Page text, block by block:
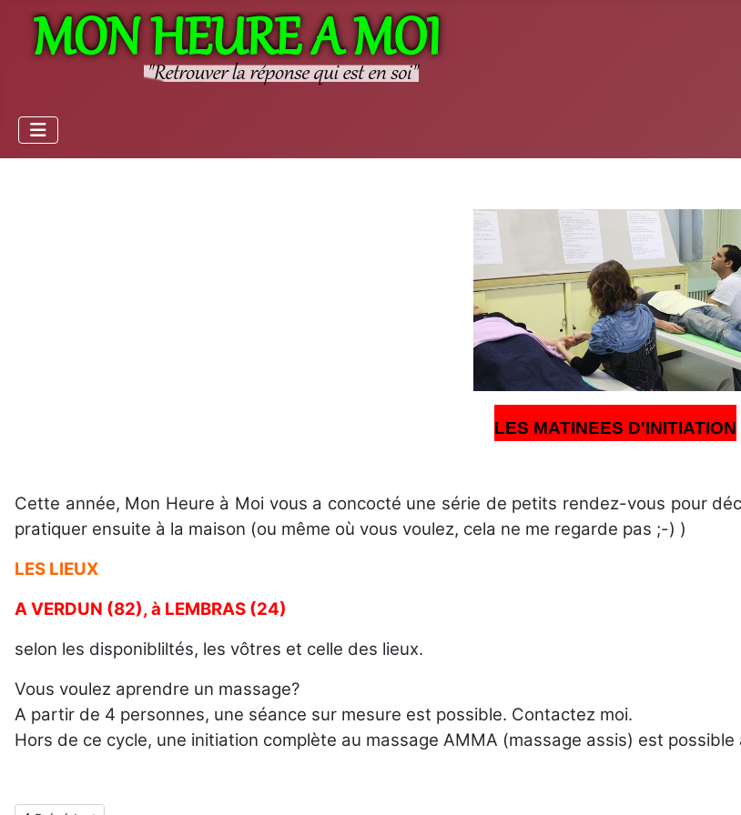
LES MATINEES D'INITIATION
Cette année, Mon Heure à Moi vous a concocté une série de petits rendez-vous pour
pratiquer ensuite à la maison (ou même où vous voulez, cela ne me regarde pas ;-) )
LES LIEUX
A VERDUN (82), à LEMBRAS (24)
selon les disponibliltés, les vôtres et celle des lieux.
Vous voulez aprendre un massage?
A partir de 4 personnes, une séance sur mesure est possible. Contactez moi.
Hors de ce cycle, une initiation complète au massage AMMA (massage assis) est